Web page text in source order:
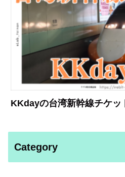
KKdayの台湾新幹線チケッ
Category